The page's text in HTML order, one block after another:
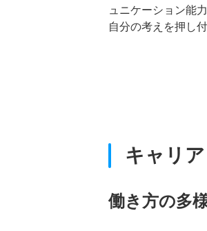
ュニケーション能
自分の考えを押し
キャリ
働き方の多